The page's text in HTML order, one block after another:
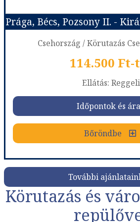
Időpont: 2026-08-12
már 659.000
Időpontok és
Bőröndbe
Csehország / Körutazás
114.500
Ellátás: Reggeli
Időpontok és
Bőröndbe
Ország:
Körutazás
További
Körutazás és